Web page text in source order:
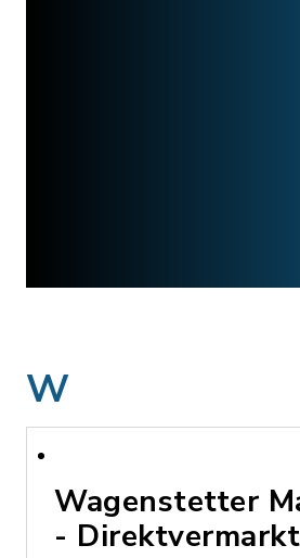
W
Wagenstetter
-